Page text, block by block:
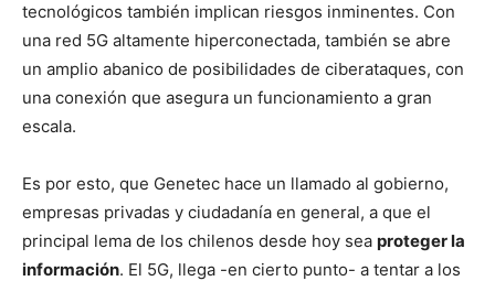
tecnológicos también implican riesgos inminentes. Con
una red 5G altamente hiperconectada, también se abre
un amplio abanico de posibilidades de ciberataques, con
una conexión que asegura un funcionamiento a gran
escala.
Es por esto, que Genetec hace un llamado al gobierno,
empresas privadas y ciudadanía en general, a que el
principal lema de los chilenos desde hoy sea proteger la
información. El 5G, llega -en cierto punto- a tentar a los